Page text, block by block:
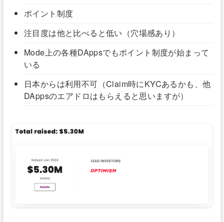
ポイント制度
注目度は他と比べると低い（穴場感あり）
Mode上の各種DAppsでもポイント制度が始まって
いる
日本からは利用不可（Claim時にKYCあるかも、他
DAppsのエアドロはもらえると思いますが）